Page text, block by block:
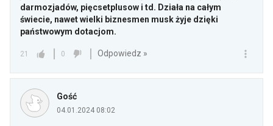
darmozjadów, pięcsetplusow i td. Działa na całym
świecie, nawet wielki biznesmen musk żyje dzięki
państwowym dotacjom.
21 0 Odpowiedz »
Gość
04.01.2024 08:02